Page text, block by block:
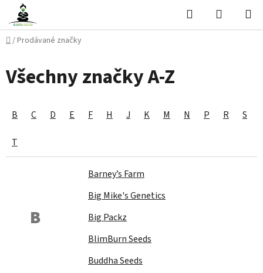
Přejít
obsah
Hledat
KOŠÍK
Domů
/Prodávané značky
Všechny značky A-Z
B C D E F H J K M N P R S
T
B
Barney’s Farm
Big Mike's Genetics
Big Packz
BlimBurn Seeds
Buddha Seeds